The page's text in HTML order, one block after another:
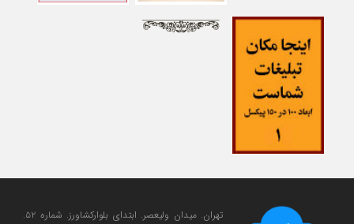
تهران. میدان ولی‎عصر. ابتدای بلوارکشاورز. شماره ۵۲.